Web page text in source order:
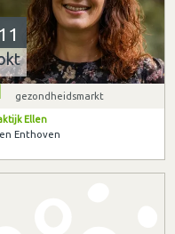
11
gezondheidsmarkt
Ellen
Enthoven